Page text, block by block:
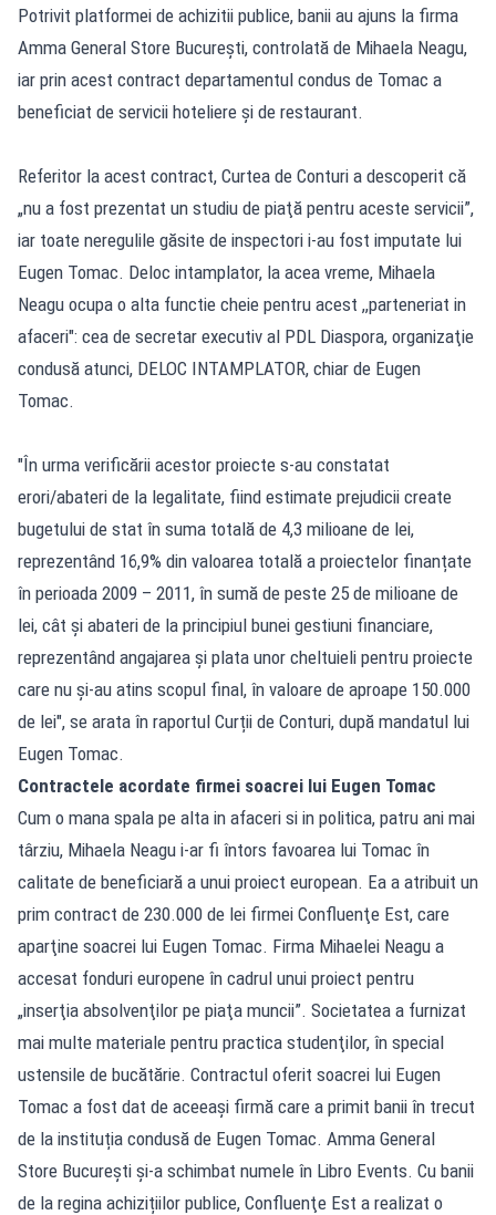
Potrivit platformei de achizitii publice, banii au ajuns la firma
Amma General Store Bucureşti, controlată de Mihaela Neagu,
iar prin acest contract departamentul condus de Tomac a
beneficiat de servicii hoteliere și de restaurant.
Referitor la acest contract, Curtea de Conturi a descoperit că
„nu a fost prezentat un studiu de piaţă pentru aceste servicii”,
iar toate neregulile găsite de inspectori i-au fost imputate lui
Eugen Tomac. Deloc intamplator, la acea vreme, Mihaela
Neagu ocupa o alta functie cheie pentru acest ,,parteneriat in
afaceri": cea de secretar executiv al PDL Diaspora, organizaţie
condusă atunci, DELOC INTAMPLATOR, chiar de Eugen
Tomac.
"În urma verificării acestor proiecte s-au constatat
erori/abateri de la legalitate, fiind estimate prejudicii create
bugetului de stat în suma totală de 4,3 milioane de lei,
reprezentând 16,9% din valoarea totală a proiectelor finanțate
în perioada 2009 – 2011, în sumă de peste 25 de milioane de
lei, cât și abateri de la principiul bunei gestiuni financiare,
reprezentând angajarea și plata unor cheltuieli pentru proiecte
care nu și-au atins scopul final, în valoare de aproape 150.000
de lei", se arata în raportul Curții de Conturi, după mandatul lui
Eugen Tomac.
Contractele acordate firmei soacrei lui Eugen Tomac
Cum o mana spala pe alta in afaceri si in politica, patru ani mai
târziu, Mihaela Neagu i-ar fi întors favoarea lui Tomac în
calitate de beneficiară a unui proiect european. Ea a atribuit un
prim contract de 230.000 de lei firmei Confluenţe Est, care
aparţine soacrei lui Eugen Tomac. Firma Mihaelei Neagu a
accesat fonduri europene în cadrul unui proiect pentru
„inserţia absolvenţilor pe piaţa muncii”. Societatea a furnizat
mai multe materiale pentru practica studenţilor, în special
ustensile de bucătărie. Contractul oferit soacrei lui Eugen
Tomac a fost dat de aceeași firmă care a primit banii în trecut
de la instituția condusă de Eugen Tomac. Amma General
Store Bucureşti și-a schimbat numele în Libro Events. Cu banii
de la regina achizițiilor publice, Confluenţe Est a realizat o